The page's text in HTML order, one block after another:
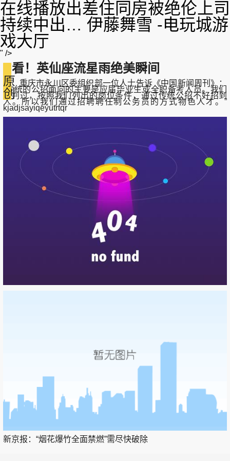
在线播放出差住同房被绝伦上司
持续中出… 伊藤舞雪 -电玩城游
戏大厅
" />
原
创
看！英仙座流星雨绝美瞬间
重庆市永川区委组织部一位人士告诉《中国新闻周刊》：
“传统的公招面向的主要是应届毕业生或全职备考人员。我们
研判过，按照我们列出的岗位条件，通过传统公招不好招到
人。所以我们通过招聘聘任制公务员的方式物色人才。”
kjadjsayiqeyutrtqr
新京报：“烟花爆竹全面禁燃”需尽快破除